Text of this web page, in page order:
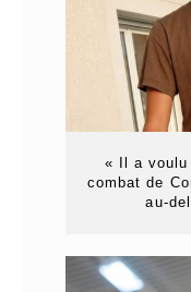
« Il a
combat de
au-